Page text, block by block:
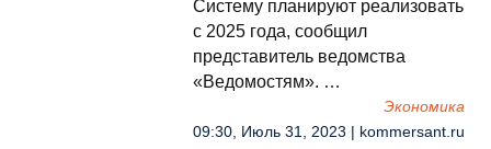
Систему планируют реализовать
с 2025 года, сообщил
представитель ведомства
«Ведомостям». …
Экономика
09:30, Июль 31, 2023 | kommersant.ru